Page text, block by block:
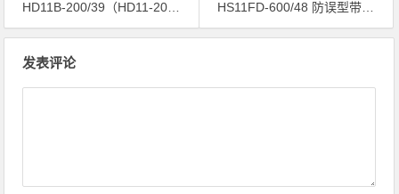
HD11B-200/39（HD11-200/39）
HS11FD-600/48 防误型带指示灯闭锁接地刀开关
发表评论